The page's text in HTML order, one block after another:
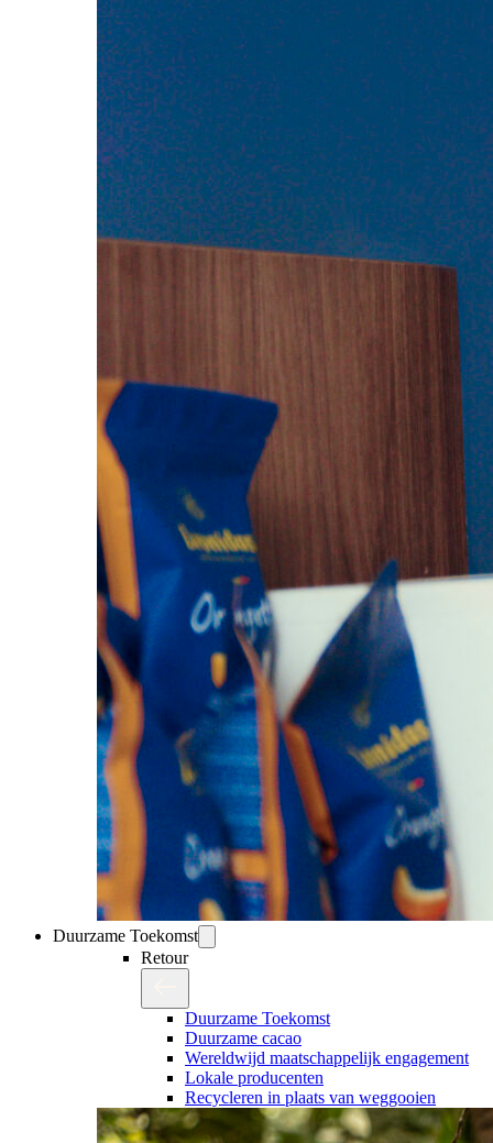
Duurzame Toekomst
Retour
Duurzame Toekomst
Duurzame cacao
Wereldwijd maatschappelijk engagement
Lokale producenten
Recycleren in plaats van weggooien